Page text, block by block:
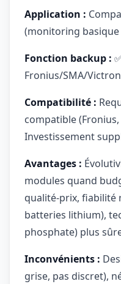
Application :
(monitoring
Fonction backup :
Fronius/SMA/
Compatibilité :
compatible
Investissement
Avantages :
modules quand
qualité-prix, fiabilité
batteries lithium),
phosphate) plus
Inconvénients :
grise, pas discret),